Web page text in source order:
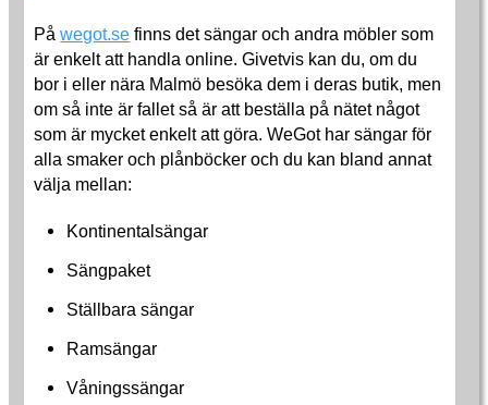
Påwegot.se finns det sängar och andra möbler som
är enkelt att handla online. Givetvis kan du, om du
bor i eller nära Malmö besöka dem i deras butik, men
om så inte är fallet så är att beställa på nätet något
som är mycket enkelt att göra. WeGot har sängar för
alla smaker och plånböcker och du kan bland annat
välja mellan:
Kontinentalsängar
Sängpaket
Ställbara sängar
Ramsängar
Våningssängar